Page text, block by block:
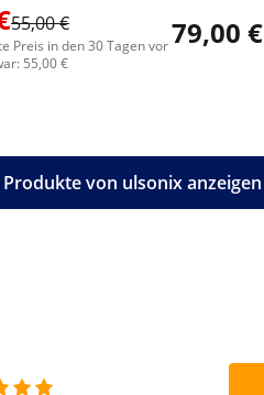
55,00 €
Preis in den 30 Tagen vor
55,00 €
79,00 €
Produkte von ulsonix anzeigen